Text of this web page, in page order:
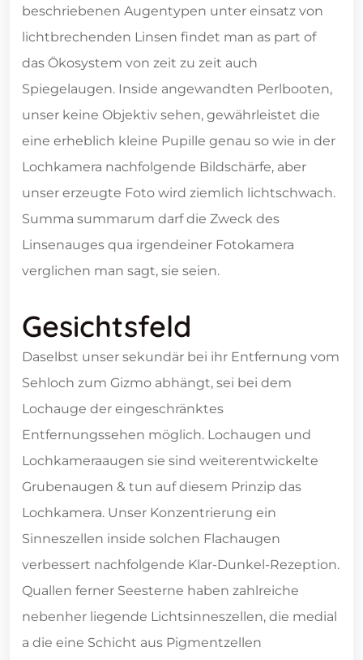
beschriebenen Augentypen unter einsatz von
lichtbrechenden Linsen findet man as part of
das Ökosystem von zeit zu zeit auch
Spiegelaugen. Inside angewandten Perlbooten,
unser keine Objektiv sehen, gewährleistet die
eine erheblich kleine Pupille genau so wie in der
Lochkamera nachfolgende Bildschärfe, aber
unser erzeugte Foto wird ziemlich lichtschwach.
Summa summarum darf die Zweck des
Linsenauges qua irgendeiner Fotokamera
verglichen man sagt, sie seien.
Gesichtsfeld
Daselbst unser sekundär bei ihr Entfernung vom
Sehloch zum Gizmo abhängt, sei bei dem
Lochauge der eingeschränktes
Entfernungssehen möglich. Lochaugen und
Lochkameraaugen sie sind weiterentwickelte
Grubenaugen & tun auf diesem Prinzip das
Lochkamera. Unser Konzentrierung ein
Sinneszellen inside solchen Flachaugen
verbessert nachfolgende Klar-Dunkel-Rezeption.
Quallen ferner Seesterne haben zahlreiche
nebenher liegende Lichtsinneszellen, die medial
a die eine Schicht aus Pigmentzellen